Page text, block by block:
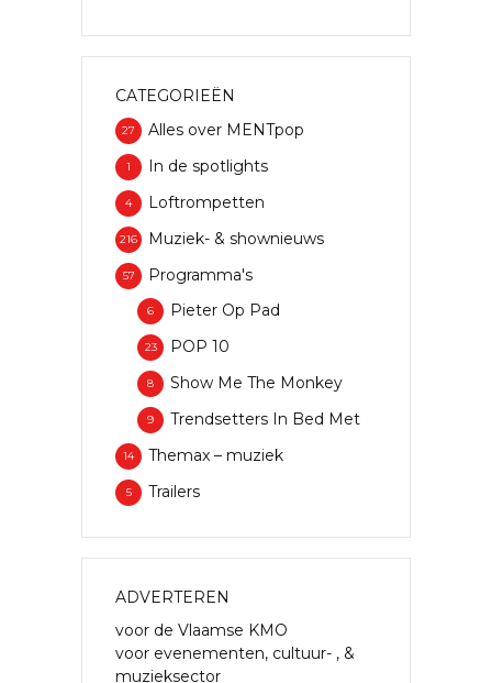
CATEGORIEËN
Alles over MENTpop
27
In de spotlights
1
Loftrompetten
4
Muziek- & shownieuws
216
Programma's
57
Pieter Op Pad
6
POP 10
23
Show Me The Monkey
8
Trendsetters In Bed Met
9
Themax – muziek
14
Trailers
5
ADVERTEREN
voor de Vlaamse KMO
voor evenementen, cultuur- , &
muzieksector